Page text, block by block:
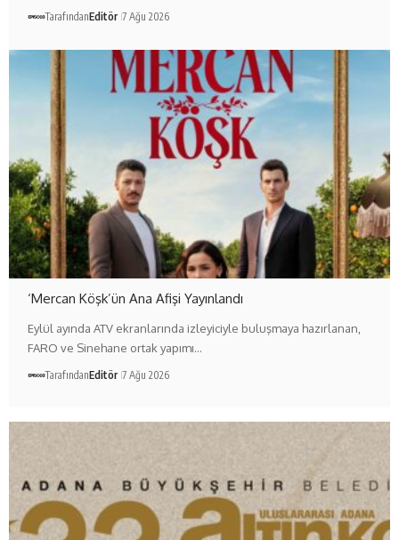
TarafındanEditör 7 Ağu 2026
‘Mercan Köşk’ün Ana Afişi Yayınlandı
Eylül ayında ATV ekranlarında izleyiciyle buluşmaya hazırlanan,
FARO ve Sinehane ortak yapımı…
TarafındanEditör 7 Ağu 2026